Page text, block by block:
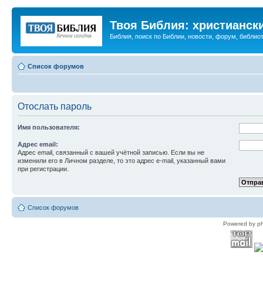
Твоя Библия:
Библия, поиск по Библии, новости, форум,
Список форумов
Отослать пароль
Имя пользователя:
Адрес email:
Адрес email, связанный с вашей учётной записью. Если вы не
изменили его в Личном разделе, то это адрес e-mail, указанный вами
при регистрации.
Список форумов
Powered by